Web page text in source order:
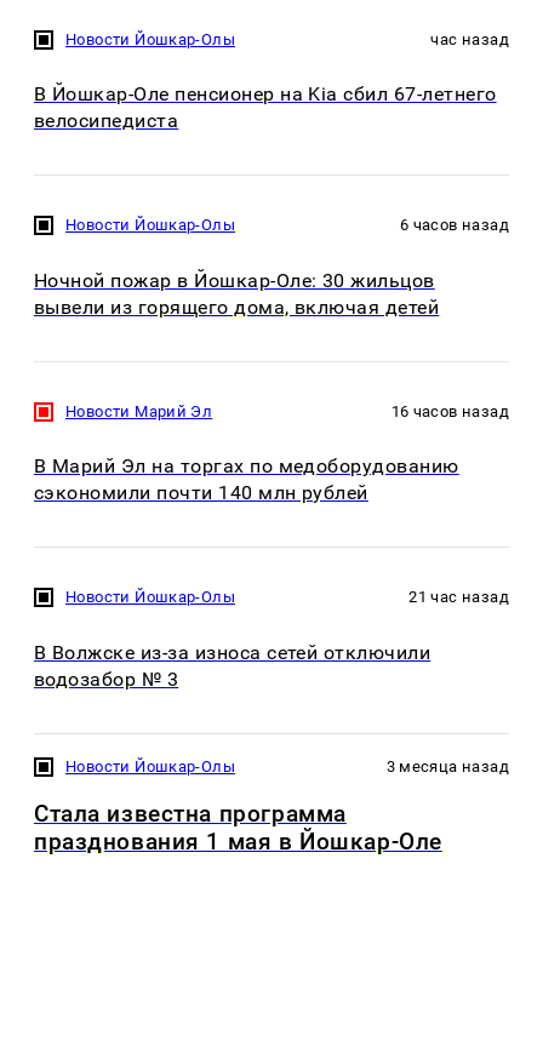
Новости Йошкар-Олы час назад
В Йошкар-Оле пенсионер на Kia сбил 67-летнего
велосипедиста
Новости Йошкар-Олы 6 часов назад
Ночной пожар в Йошкар-Оле: 30 жильцов
вывели из горящего дома, включая детей
Новости Марий Эл 16 часов назад
В Марий Эл на торгах по медоборудованию
сэкономили почти 140 млн рублей
Новости Йошкар-Олы 21 час назад
В Волжске из-за износа сетей отключили
водозабор № 3
Новости Йошкар-Олы 3 месяца назад
Стала известна программа
празднования 1 мая в Йошкар-Оле